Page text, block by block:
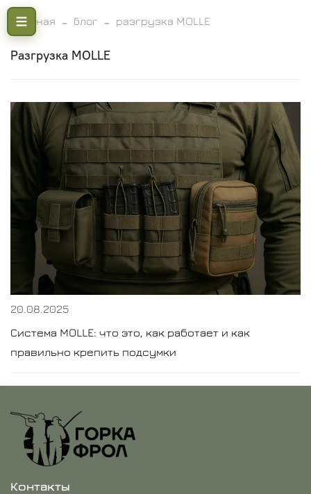
Главная Блог разгрузка MOLLE
разгрузка MOLLE
20.08.2025
Система MOLLE: что это, как работает и как
правильно крепить подсумки
Контакты